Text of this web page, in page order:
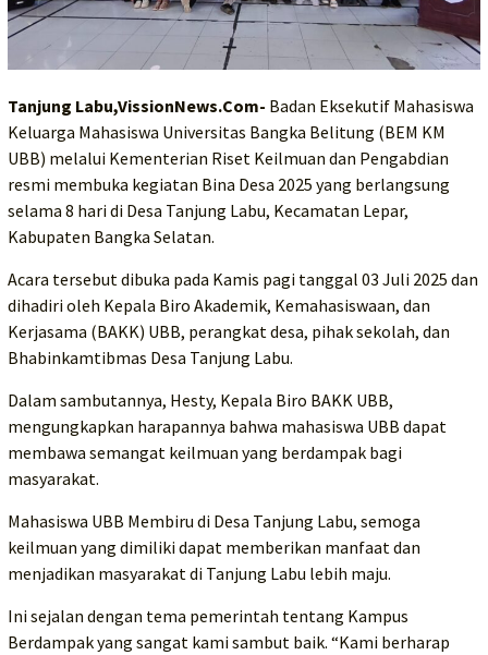
Tanjung Labu,VissionNews.Com- Badan Eksekutif Mahasiswa
Keluarga Mahasiswa Universitas Bangka Belitung (BEM KM
UBB) melalui Kementerian Riset Keilmuan dan Pengabdian
resmi membuka kegiatan Bina Desa 2025 yang berlangsung
selama 8 hari di Desa Tanjung Labu, Kecamatan Lepar,
Kabupaten Bangka Selatan.
Acara tersebut dibuka pada Kamis pagi tanggal 03 Juli 2025 dan
dihadiri oleh Kepala Biro Akademik, Kemahasiswaan, dan
Kerjasama (BAKK) UBB, perangkat desa, pihak sekolah, dan
Bhabinkamtibmas Desa Tanjung Labu.
Dalam sambutannya, Hesty, Kepala Biro BAKK UBB,
mengungkapkan harapannya bahwa mahasiswa UBB dapat
membawa semangat keilmuan yang berdampak bagi
masyarakat.
Mahasiswa UBB Membiru di Desa Tanjung Labu, semoga
keilmuan yang dimiliki dapat memberikan manfaat dan
menjadikan masyarakat di Tanjung Labu lebih maju.
Ini sejalan dengan tema pemerintah tentang Kampus
Berdampak yang sangat kami sambut baik. “Kami berharap